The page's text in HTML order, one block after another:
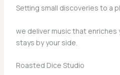
​Setting small discoveries to a
we deliver music that enriches
stays by your side.
​Roasted Dice Studio